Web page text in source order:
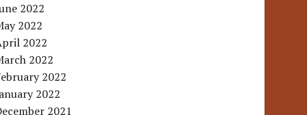
2022
2022
2022
2022
2022
2022
2021